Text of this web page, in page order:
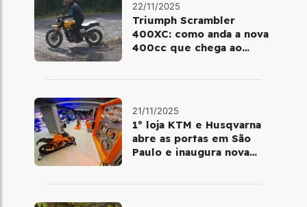
22/11/2025
Triumph Scrambler
400XC: como anda a nova
400cc que chega ao
21/11/2025
1º loja KTM e Husqvarna
abre as portas em São
Paulo e inaugura nova